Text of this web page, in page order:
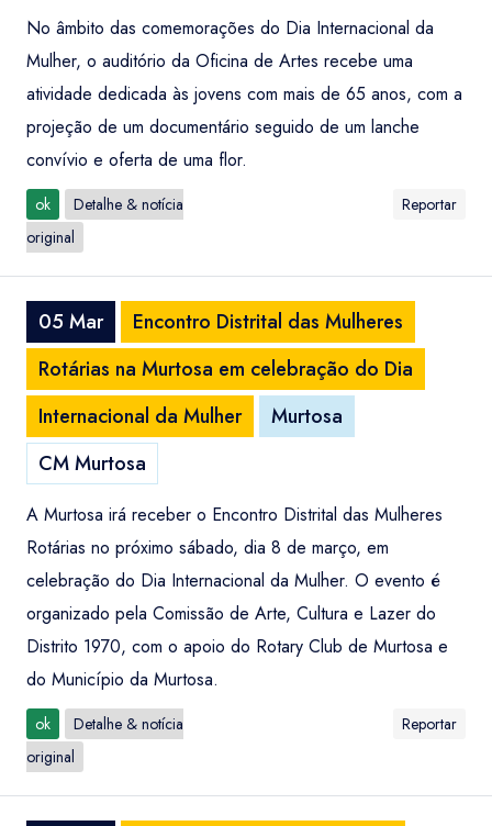
No âmbito das comemorações do Dia Internacional da
Mulher, o auditório da Oficina de Artes recebe uma
atividade dedicada às jovens com mais de 65 anos, com a
projeção de um documentário seguido de um lanche
convívio e oferta de uma flor.
ok
Detalhe & notícia
original
Reportar
05 Mar
Encontro Distrital das Mulheres
Rotárias na Murtosa em celebração do Dia
Internacional da Mulher
Murtosa
CM Murtosa
A Murtosa irá receber o Encontro Distrital das Mulheres
Rotárias no próximo sábado, dia 8 de março, em
celebração do Dia Internacional da Mulher. O evento é
organizado pela Comissão de Arte, Cultura e Lazer do
Distrito 1970, com o apoio do Rotary Club de Murtosa e
do Município da Murtosa.
ok
Detalhe & notícia
original
Reportar